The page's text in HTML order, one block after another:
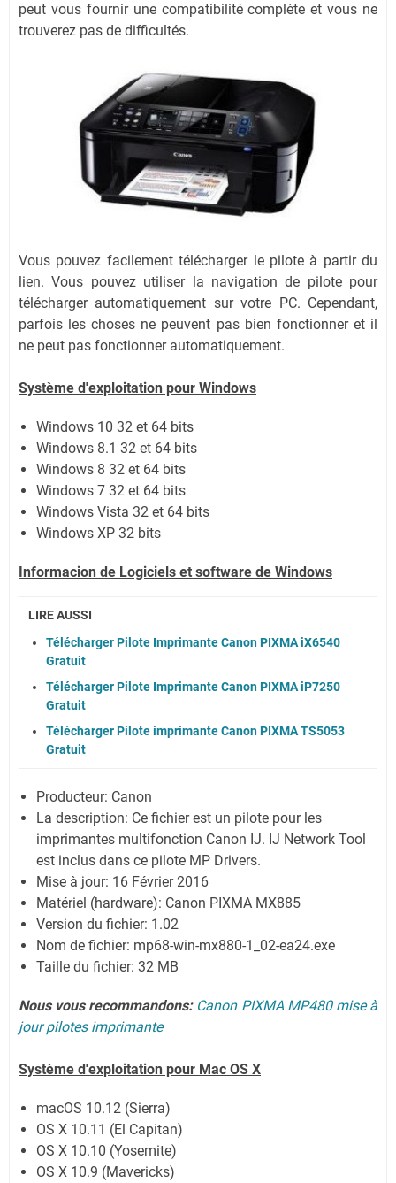
peut vous fournir une compatibilité complète et vous ne
trouverez pas de difficultés.
Vous pouvez facilement télécharger le pilote à partir du
lien.Vous pouvez utiliser la navigation de pilote pour
télécharger automatiquement sur votre PC. Cependant,
parfois les choses ne peuvent pas bien fonctionner et il
ne peut pas fonctionner automatiquement.
Système d'exploitation pour Windows
Windows 10 32 et 64 bits
Windows 8.1 32 et 64 bits
Windows 8 32 et 64 bits
Windows 7 32 et 64 bits
Windows Vista 32 et 64 bits
Windows XP 32 bits
Informacion de Logiciels et software de Windows
LIRE AUSSI
Télécharger Pilote Imprimante Canon PIXMA iX6540
Gratuit
Télécharger Pilote Imprimante Canon PIXMA iP7250
Gratuit
Télécharger Pilote imprimante Canon PIXMA TS5053
Gratuit
Producteur: Canon
La description: Ce fichier est un pilote pour les
imprimantes multifonction Canon IJ. IJ Network Tool
est inclus dans ce pilote MP Drivers.
Mise à jour: 16 Février 2016
Matériel (hardware): Canon PIXMA MX885
Version du fichier: 1.02
Nom de fichier: mp68-win-mx880-1_02-ea24.exe
Taille du fichier: 32 MB
Nous vous recommandons: Canon PIXMA MP480 mise à
jour pilotes imprimante
Système d'exploitation pour Mac OS X
macOS 10.12 (Sierra)
OS X 10.11 (El Capitan)
OS X 10.10 (Yosemite)
OS X 10.9 (Mavericks)